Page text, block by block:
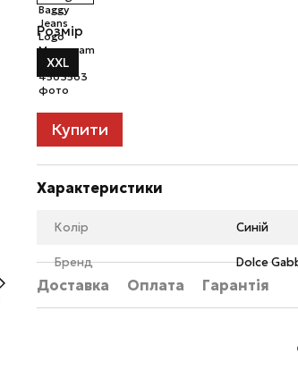
Розмір
XXL
Купити
Характеристики
Колір Синій
Бренд Dolce
Доставка Оплата Гарантія